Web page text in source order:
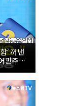
’ 꺼낸
민주당
회